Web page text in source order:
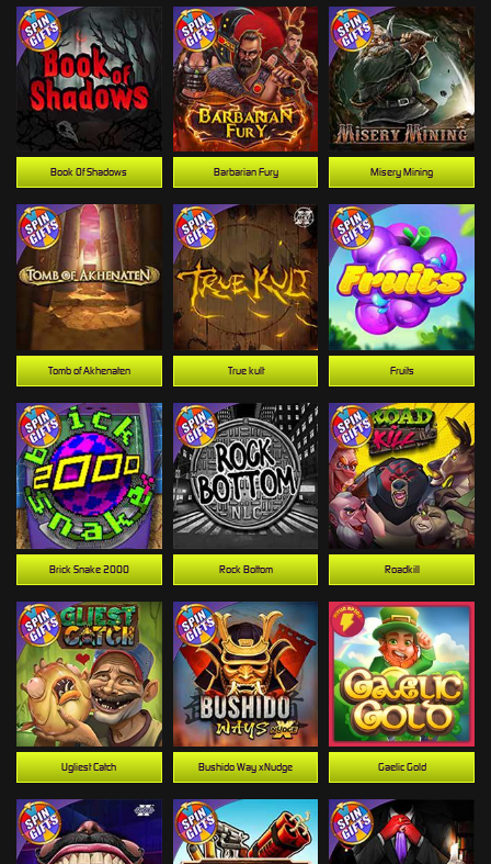
Roadkill
Book Of Shadows
Rock Bottom
Brick Snake 2000
Barbarian Fury
Tomb of Akhenaten Fruits
Gaelic Gold
Misery Mining
True kult
Bushido Way xNudge
Ugliest Catch